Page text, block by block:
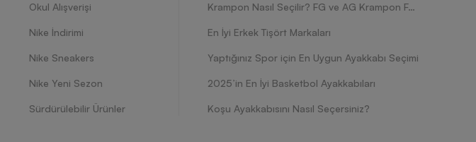
Okul Alışverişi
Nike İndirimi
Nike Sneakers
Nike Yeni Sezon
Sürdürülebilir Ürünler
Krampon Nasıl Seçilir? FG ve AG Krampon Farkları Nelerdir?
En İyi Erkek Tişört Markaları
Yaptığınız Spor için En Uygun Ayakkabı Seçimi
2025’in En İyi Basketbol Ayakkabıları
Koşu Ayakkabısını Nasıl Seçersiniz?